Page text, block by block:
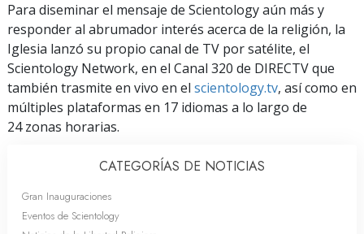
Para diseminar el mensaje de Scientology aún más y
responder al abrumador interés acerca de la religión, la
Iglesia lanzó su propio canal de TV por satélite, el
Scientology Network, en el Canal 320 de DIRECTV que
también trasmite en vivo en el scientology.tv, así como en
múltiples plataformas en 17 idiomas a lo largo de
24 zonas horarias.
CATEGORÍAS DE NOTICIAS
Gran Inauguraciones
Eventos de Scientology